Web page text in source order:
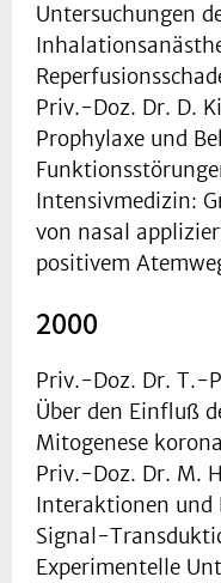
Untersuchungen
Priv.-Doz. Dr. D.
Prophylaxe und
Intensivmedizin:
von nasal
positivem
2000
Priv.-Doz. Dr. T.-
Über den Einfluß
Mitogenese
Priv.-Doz. Dr. M.
Interaktionen und
Signal-
Experimentelle